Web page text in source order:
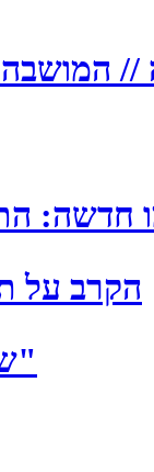
המושבה
חדשה:
הקרב על
"שטח אויב, אין שירות"